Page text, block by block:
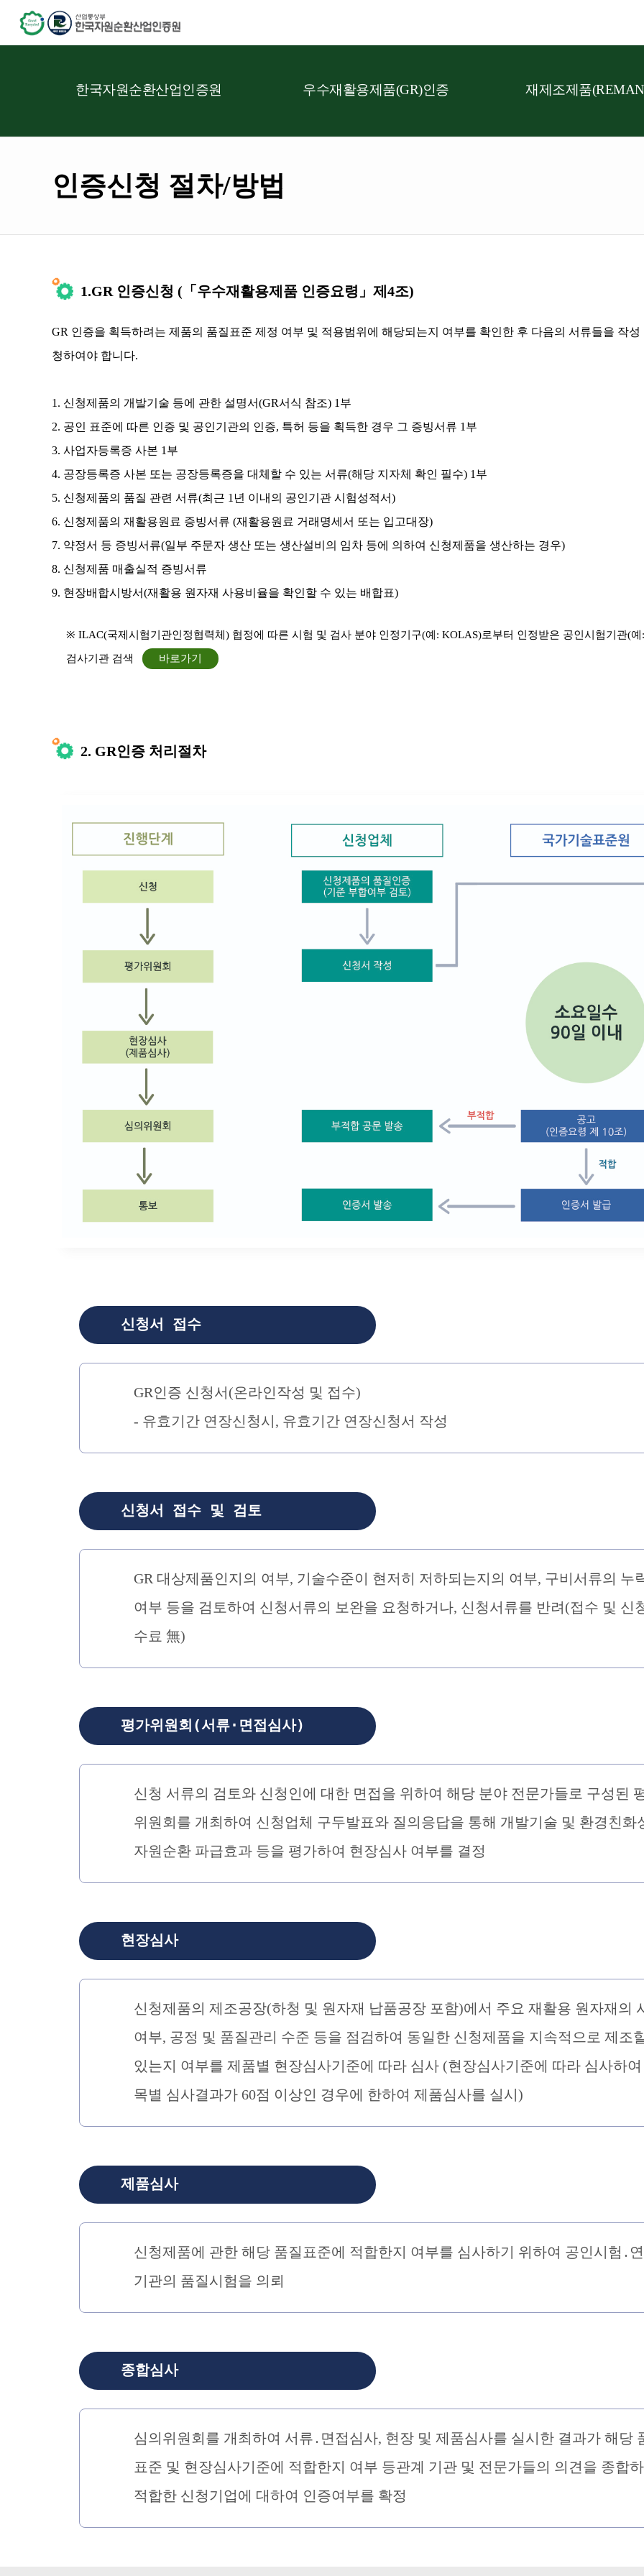
한국자원순환산업인증원 우수재활용제품(GR)인증 재제조제품
인증신청 절차/방법
1.GR 인증신청 (「우수재활용제품 인증요령」제4조)
GR 인증을 획득하려는 제품의 품질표준 제정 여부 및 적용범위에 해당되는지 여부를 확인한 후 다음의 서류들을 작
청하여야 합니다.
1. 신청제품의 개발기술 등에 관한 설명서(GR서식 참조) 1부
2. 공인 표준에 따른 인증 및 공인기관의 인증, 특허 등을 획득한 경우 그 증빙서류 1부
3. 사업자등록증 사본 1부
4. 공장등록증 사본 또는 공장등록증을 대체할 수 있는 서류(해당 지자체 확인 필수) 1부
5. 신청제품의 품질 관련 서류(최근 1년 이내의 공인기관 시험성적서)
6. 신청제품의 재활용원료 증빙서류 (재활용원료 거래명세서 또는 입고대장)
7. 약정서 등 증빙서류(일부 주문자 생산 또는 생산설비의 임차 등에 의하여 신청제품을 생산하는 경우)
8. 신청제품 매출실적 증빙서류
9. 현장배합시방서(재활용 원자재 사용비율을 확인할 수 있는 배합표)
※ ILAC(국제시험기관인정협력체) 협정에 따른 시험 및 검사 분야 인정기구(예: KOLAS)로부터 인정받은 공인시험기관(
검사기관 검색 바로가기
2. GR인증 처리절차
신청서 접수
GR인증 신청서(온라인작성 및 접수)
- 유효기간 연장신청시, 유효기간 연장신청서 작성
신청서 접수 및 검토
GR 대상제품인지의 여부, 기술수준이 현저히 저하되는지의 여부, 구비서류의 누
여부 등을 검토하여 신청서류의 보완을 요청하거나, 신청서류를 반려(접수 및 신
수료 無)
평가위원회(서류·면접심사)
신청 서류의 검토와 신청인에 대한 면접을 위하여 해당 분야 전문가들로 구성된
위원회를 개최하여 신청업체 구두발표와 질의응답을 통해 개발기술 및 환경친화
자원순환 파급효과 등을 평가하여 현장심사 여부를 결정
현장심사
신청제품의 제조공장(하청 및 원자재 납품공장 포함)에서 주요 재활용 원자재의
여부, 공정 및 품질관리 수준 등을 점검하여 동일한 신청제품을 지속적으로 제조
있는지 여부를 제품별 현장심사기준에 따라 심사 (현장심사기준에 따라 심사하
목별 심사결과가 60점 이상인 경우에 한하여 제품심사를 실시)
제품심사
신청제품에 관한 해당 품질표준에 적합한지 여부를 심사하기 위하여 공인시험․
기관의 품질시험을 의뢰
종합심사
심의위원회를 개최하여 서류․면접심사, 현장 및 제품심사를 실시한 결과가 해당
표준 및 현장심사기준에 적합한지 여부 등관계 기관 및 전문가들의 의견을 종합
적합한 신청기업에 대하여 인증여부를 확정